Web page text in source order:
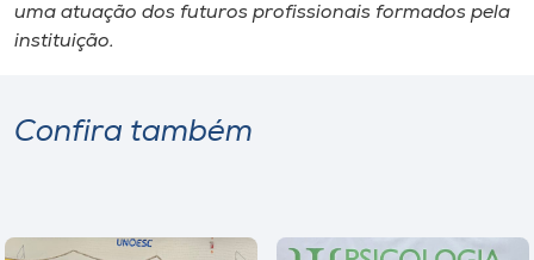
uma atuação dos futuros profissionais formados pela
instituição.
Confira também